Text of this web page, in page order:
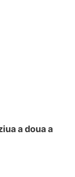
a doua a